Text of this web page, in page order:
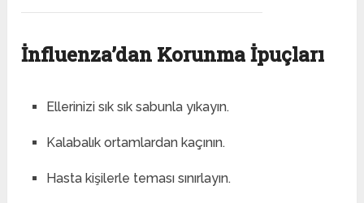
İnfluenza’dan Korunma İpuçları
Ellerinizi sık sık sabunla yıkayın.
Kalabalık ortamlardan kaçının.
Hasta kişilerle teması sınırlayın.